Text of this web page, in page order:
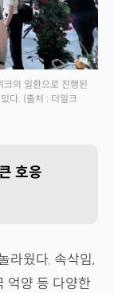
의 일환으로 진행된
다. (출처 : 더밀크
호응
라웠다. 속삭임,
억양 등 다양한